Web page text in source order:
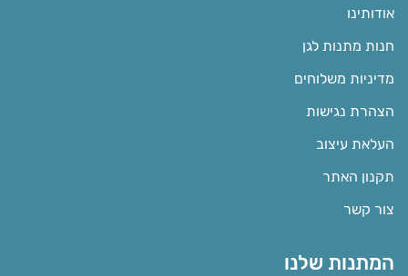
אודותינו
חנות מתנות לגן
מדיניות משלוחים
הצהרת נגישות
העלאת עיצוב
תקנון האתר
צור קשר
המתנות שלנו